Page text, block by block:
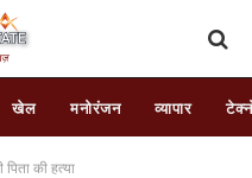
खेल मनोरंजन व्यापार
की हत्या